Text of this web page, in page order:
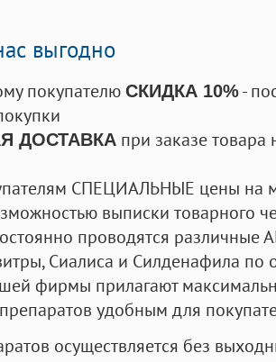
выгодно
покупателю СКИДКА 10%-
ДОСТАВКА при заказе
СПЕЦИАЛЬНЫЕ цены на
выписки товарного
проводятся
Сиалиса и Силденафила по
фирмы прилагают
удобным для
осуществляется без